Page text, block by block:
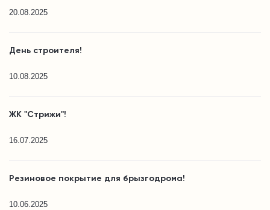
20.08.2025
День строителя!
10.08.2025
ЖК "Стрижи"!
16.07.2025
Резиновое покрытие для брызгодрома!
10.06.2025